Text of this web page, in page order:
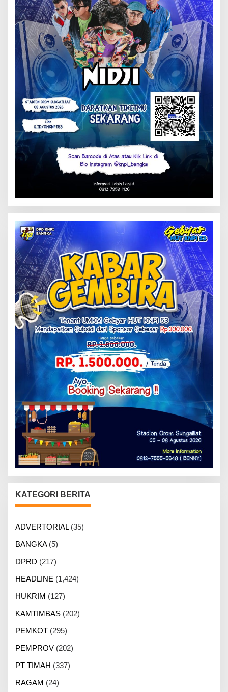
KATEGORI BERITA
ADVERTORIAL(35)
BANGKA(5)
DPRD (217)
HEADLINE (1,424)
HUKRIM (127)
KAMTIMBAS (202)
PEMKOT (295)
PEMPROV (202)
PT TIMAH (337)
RAGAM (24)